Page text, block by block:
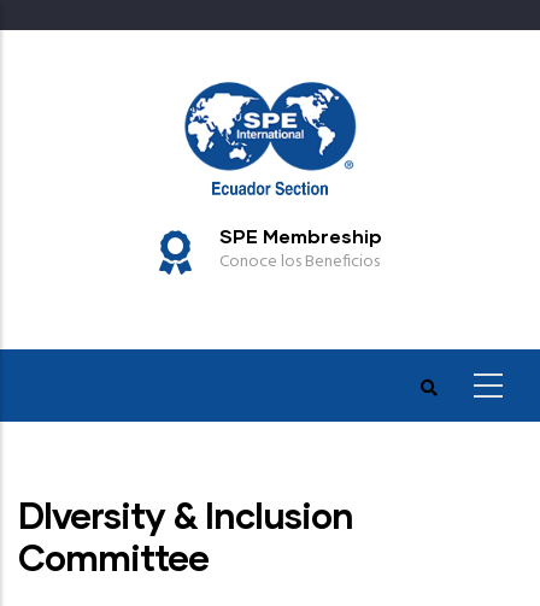
SPE Membreship
Conoce los Beneficios
DIversity & Inclusion
Committee